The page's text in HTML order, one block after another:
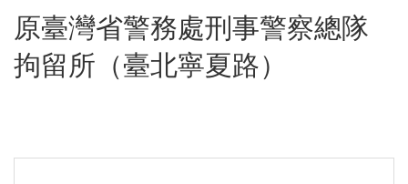
原臺灣省警務處刑事警察總隊
拘留所（臺北寧夏路）